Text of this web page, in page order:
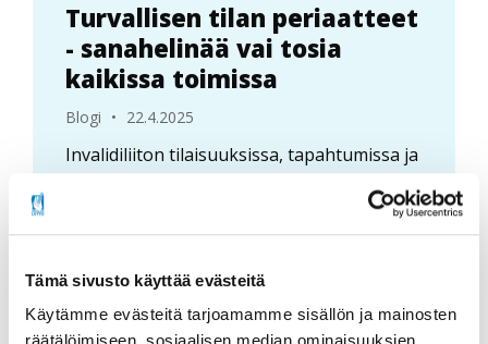
Tämä sivusto käyttää evästeitä
Käytämme evästeitä tarjoamamme sisällön ja mainosten
Turvallisen tilan periaatteet
- sanahelinää vai tosia
kaikissa toimissa
Blogi • 22.4.2025
Invalidiliiton tilaisuuksissa, tapahtumissa ja
periaatteet ja toimintatavat. Tarkoituksena
on, että kaikki...
Lue lisää